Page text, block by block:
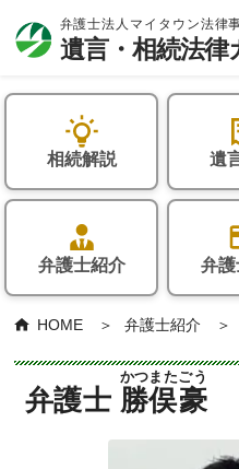
遺言・相続法律ガイドTOP
状況から探す
お子様のいないご夫婦
再婚家庭の方
遺言書はなぜ必要か？
「遺言執行者」とは？
遺言書作成サポート
相続解説
相続とは何か？
誰が相続人になるの？
相続の手続き・方法
よくある質問
相続一般について
相続人について
相続解説 遺
弁護士紹介 弁護
HOME 弁護士紹介
弁護士 勝俣
かつまた
豪
ごう